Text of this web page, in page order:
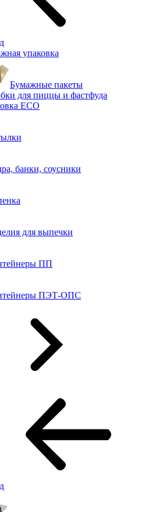
упаковка
Бумажные пакеты
для пиццы и фастфуда
ECO
банки, соусники
для выпечки
ПП
ПЭТ-ОПС